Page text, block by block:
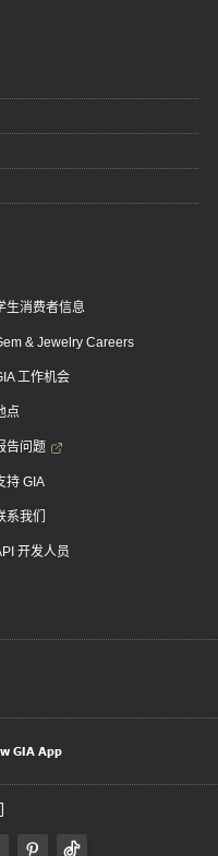
生消费者信息
& Jewelry Careers
工作机会
点
告问题
持 GIA
系我们
开发人员
GIA App